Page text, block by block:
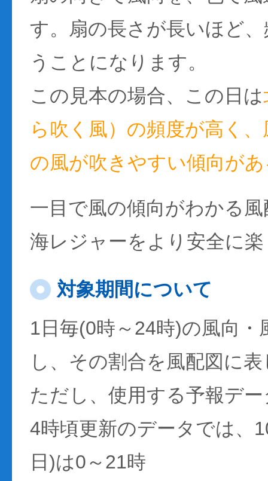
す。扇の長さが長いほど
うことになります。
この見本の場合、この日は
ら吹く風）の頻度が高く
の風が吹きやすい傾向が
一目で風の傾向がわかる
海レジャーをより安全に
対象期間について
1日毎(0時～24時)の風向・
し、その割合を風配図に
ただし、使用する予報デ
4時頃更新のデータでは、
日)は0～21時